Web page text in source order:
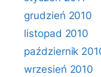
grudzień 2010
listopad 2010
październik
wrzesień 2010